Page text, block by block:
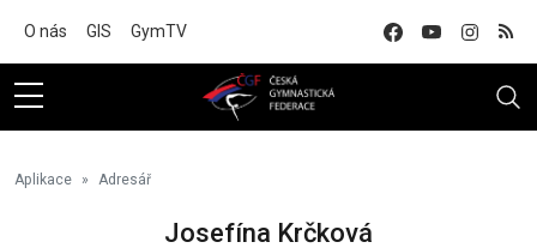
O nás GIS GymTV
Aplikace Adresář
Josefína Krčková